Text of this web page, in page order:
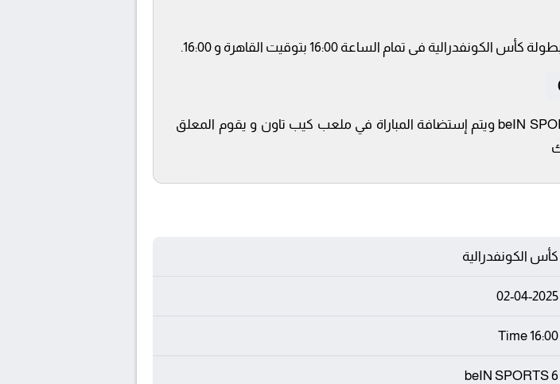
تنقل أحداث المباراة في الوطن العربي فضائيا على قناة beIN SPORTS 6 ويتم إستضافة المباراة في ملعب كيب تاون و يقوم المعلق
كأس الكونفدرالية
02-04-2025
16:00 Time
beIN SPORTS 6